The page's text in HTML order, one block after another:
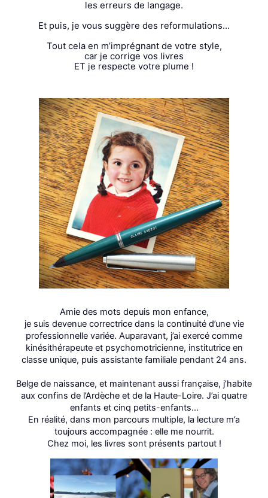
les erreurs de langage.
Et puis, je vous suggère des reformulations…
Tout cela en m’imprégnant de votre style,
car je corrige vos livres
ET je respecte votre plume !
Amie des mots depuis mon enfance,
je suis devenue correctrice dans la continuité d’une vie
professionnelle variée. Auparavant, j’ai exercé comme
kinésithérapeute et psychomotricienne, institutrice en
classe unique, puis assistante familiale pendant 24 ans.
Belge de naissance, et maintenant aussi française, j’habite
aux confins de l’Ardèche et de la Haute-Loire. J’ai quatre
enfants et cinq petits-enfants…
En réalité, dans mon parcours multiple, la lecture m’a
toujours accompagnée : elle me nourrit.
Chez moi, les livres sont présents partout !